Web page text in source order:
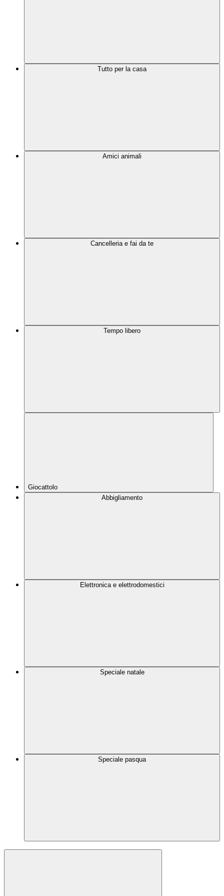
Tutto per la casa
Amici animali
Cancelleria e fai da te
Tempo libero
Giocattolo
Abbigliamento
Elettronica e elettrodomestici
Speciale natale
Speciale pasqua